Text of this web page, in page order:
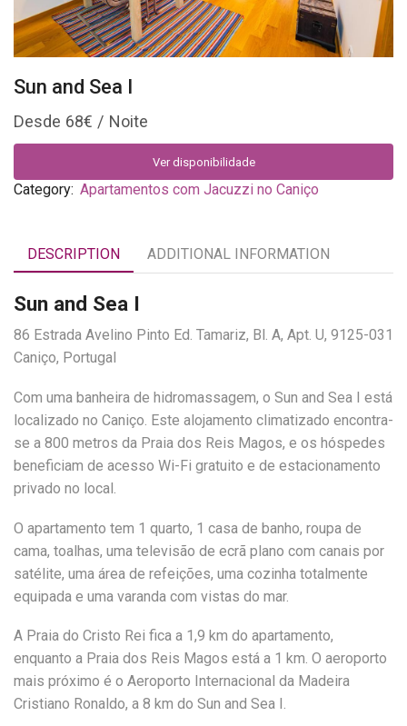
Sun and Sea I
68€
Ver disponibilidade
Category: Apartamentos com Jacuzzi no Caniço
DESCRIPTION ADDITIONAL INFORMATION
Sun and Sea I
86 Estrada Avelino Pinto Ed. Tamariz, Bl. A, Apt. U, 9125-031
Caniço, Portugal
Com uma banheira de hidromassagem, o Sun and Sea I está
localizado no Caniço. Este alojamento climatizado encontra-
se a 800 metros da Praia dos Reis Magos, e os hóspedes
beneficiam de acesso Wi-Fi gratuito e de estacionamento
privado no local.
O apartamento tem 1 quarto, 1 casa de banho, roupa de
cama, toalhas, uma televisão de ecrã plano com canais por
satélite, uma área de refeições, uma cozinha totalmente
equipada e uma varanda com vistas do mar.
A Praia do Cristo Rei fica a 1,9 km do apartamento,
enquanto a Praia dos Reis Magos está a 1 km. O aeroporto
mais próximo é o Aeroporto Internacional da Madeira
Cristiano Ronaldo, a 8 km do Sun and Sea I.